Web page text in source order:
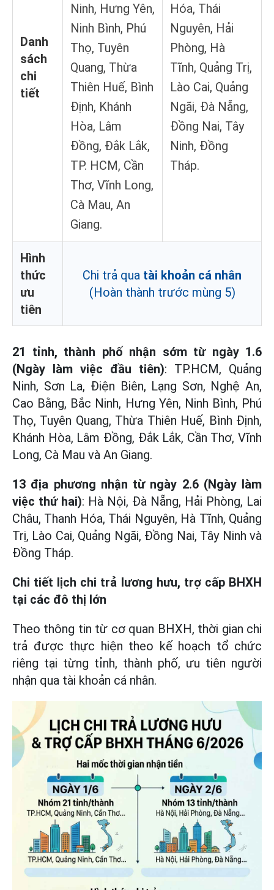
Danh
sách
chi
tiết
Ninh, Hưng Yên,
Ninh Bình, Phú
Thọ, Tuyên
Quang, Thừa
Thiên Huế, Bình
Định, Khánh
Hòa, Lâm
Đồng, Đắk Lắk,
TP. HCM, Cần
Thơ, Vĩnh Long,
Cà Mau, An
Giang.
Hóa, Thái
Nguyên, Hải
Phòng, Hà
Tĩnh, Quảng Trị,
Lào Cai, Quảng
Ngãi, Đà Nẵng,
Đồng Nai, Tây
Ninh, Đồng
Tháp.
Hình
thức
ưu
tiên
Chi trả qua tài khoản cá nhân
(Hoàn thành trước mùng 5)
21 tỉnh, thành phố nhận sớm từ ngày 1.6
(Ngày làm việc đầu tiên): TP.HCM, Quảng
Ninh, Sơn La, Điện Biên, Lạng Sơn, Nghệ An,
Cao Bằng, Bắc Ninh, Hưng Yên, Ninh Bình, Phú
Thọ, Tuyên Quang, Thừa Thiên Huế, Bình Định,
Khánh Hòa, Lâm Đồng, Đắk Lắk, Cần Thơ, Vĩnh
Long, Cà Mau và An Giang.
13 địa phương nhận từ ngày 2.6 (Ngày làm
việc thứ hai): Hà Nội, Đà Nẵng, Hải Phòng, Lai
Châu, Thanh Hóa, Thái Nguyên, Hà Tĩnh, Quảng
Trị, Lào Cai, Quảng Ngãi, Đồng Nai, Tây Ninh và
Đồng Tháp.
Chi tiết lịch chi trả lương hưu, trợ cấp BHXH
tại các đô thị lớn
Theo thông tin từ cơ quan BHXH, thời gian chi
trả được thực hiện theo kế hoạch tổ chức
riêng tại từng tỉnh, thành phố, ưu tiên người
nhận qua tài khoản cá nhân.